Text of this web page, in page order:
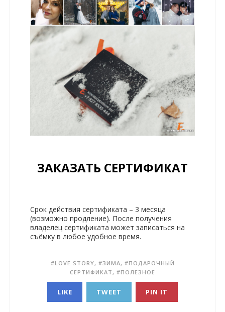
ЗАКАЗАТЬ СЕРТИФИКАТ
Срок действия сертификата – 3 месяца
(возможно продление). После получения
владелец сертификата может записаться на
съёмку в любое удобное время.
LOVE STORY, ЗИМА,
ПОДАРОЧНЫЙ
СЕРТИФИКАТ , ПОЛЕЗНОЕ
LIKE TWEET PIN IT